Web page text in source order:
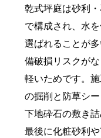
乾式坪庭は砂利
で構成され、水
選ばれることが
備破損リスクが
軽いためです。
の掘削と防草シ
下地砕石の敷き
最後に化粧砂利